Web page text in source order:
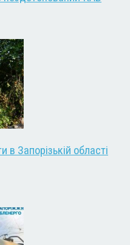
в Запорізькій області